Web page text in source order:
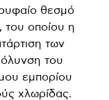
θεσμό
του οποίου η
των
του
εμπορίου
χλωρίδας.